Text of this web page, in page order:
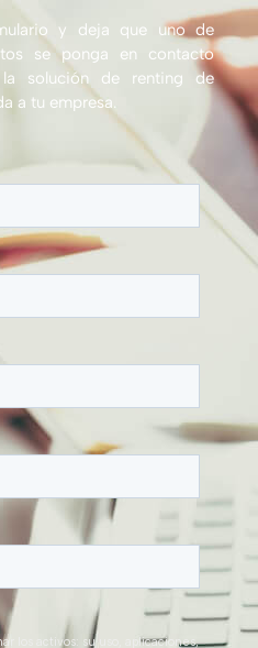
y deja que uno de
se ponga en contacto
solución de renting de
a tu empresa.